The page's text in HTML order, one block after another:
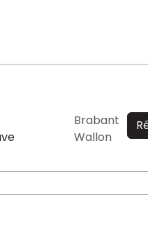
Brabant
Wallon